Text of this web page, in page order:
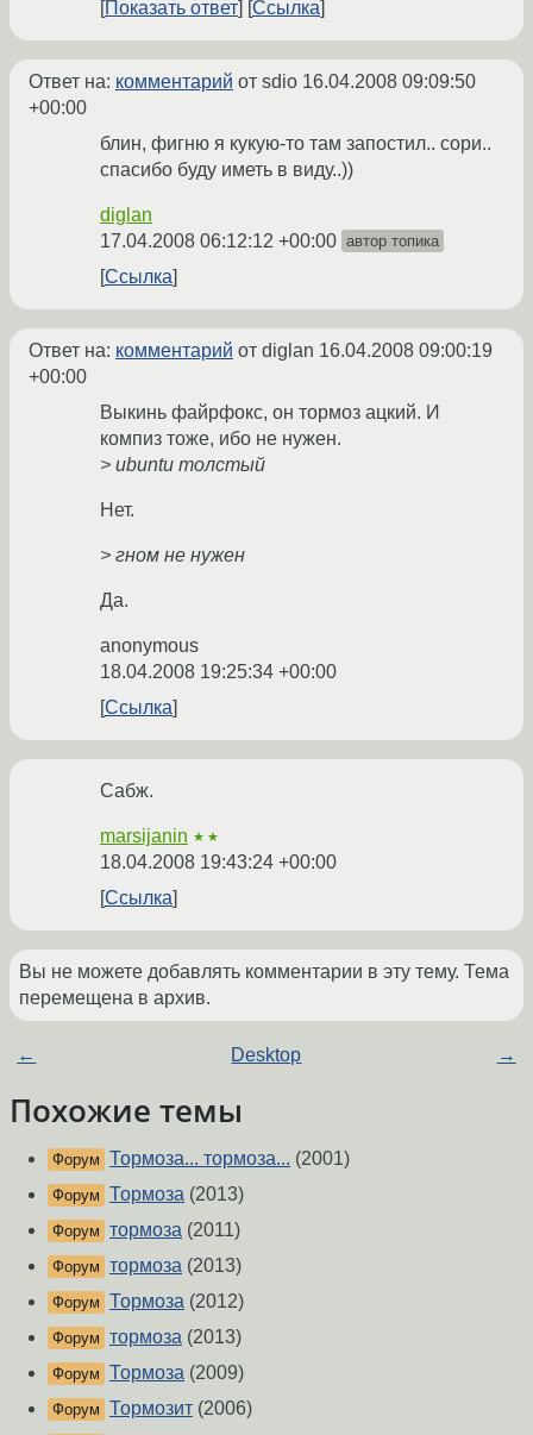
Показать ответ
Ссылка
Ответ на: комментарий от sdio 16.04.2008 09:09:50
+00:00
блин, фигню я кукую-то там запостил.. сори..
спасибо буду иметь в виду..))
diglan
17.04.2008 06:12:12 +00:00 автор топика
Ссылка
Ответ на: комментарий от diglan 16.04.2008 09:00:19
+00:00
Выкинь файрфокс, он тормоз ацкий. И
компиз тоже, ибо не нужен.
> ubuntu толстый
Нет.
> гном не нужен
Да.
anonymous
18.04.2008 19:25:34 +00:00
Ссылка
Сабж.
marsijanin ★★
18.04.2008 19:43:24 +00:00
Ссылка
Вы не можете добавлять комментарии в эту тему. Тема
перемещена в архив.
← Desktop →
Похожие темы
Форум Тормоза... тормоза... (2001)
Форум Тормоза (2013)
Форум тормоза (2011)
Форум тормоза (2013)
Форум Тормоза (2012)
Форум тормоза (2013)
Форум Тормоза (2009)
Форум Тормозит (2006)